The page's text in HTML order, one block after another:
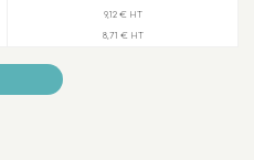
9,12 € HT
8,71 € HT